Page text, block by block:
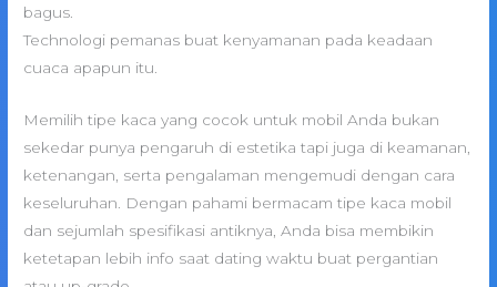
bagus.
Technologi pemanas buat kenyamanan pada keadaan
cuaca apapun itu.
Memilih tipe kaca yang cocok untuk mobil Anda bukan
sekedar punya pengaruh di estetika tapi juga di keamanan,
ketenangan, serta pengalaman mengemudi dengan cara
keseluruhan. Dengan pahami bermacam tipe kaca mobil
dan sejumlah spesifikasi antiknya, Anda bisa membikin
ketetapan lebih info saat dating waktu buat pergantian